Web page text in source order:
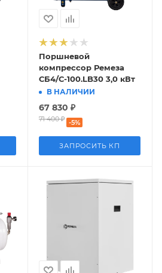
Поршневой
компрессор Ремеза
СБ4/С-100.LB30 3,0 кВт
В НАЛИЧИИ
67 830 ₽
71 400₽ -5%
ЗАПРОСИТЬ КП